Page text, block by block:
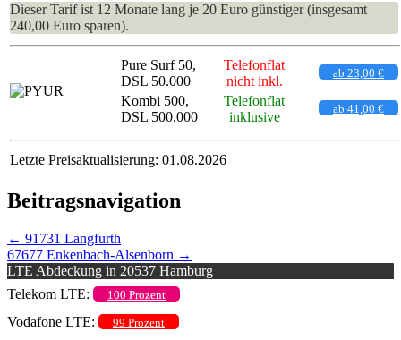
Dieser Tarif ist 12 Monate lang je 20 Euro günstiger (insgesamt
240,00 Euro sparen).
Pure Surf 50,
DSL 50.000
Telefonflat
nicht inkl.
ab 23,00 €
Kombi 500,
DSL 500.000
Telefonflat
inklusive
ab 41,00 €
Letzte Preisaktualisierung: 01.08.2026
Beitragsnavigation
← 91731 Langfurth
67677 Enkenbach-Alsenborn →
LTE Abdeckung in 20537 Hamburg
Telekom LTE:
100 Prozent
Vodafone LTE: 99 Prozent